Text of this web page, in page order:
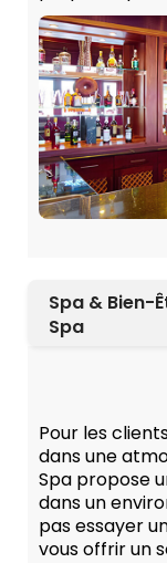
Spa & Bien-
Spa
Pour les
dans une
Spa propose
dans un
pas essayer
vous offrir un